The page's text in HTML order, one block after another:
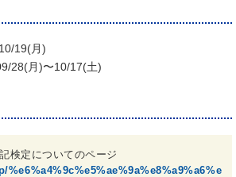
19(月)
28(月)〜10/17(土)
検定についてのページ